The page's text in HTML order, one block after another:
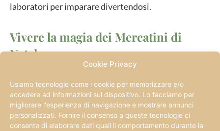
Cookie Privacy
Usiamo tecnologie come i cookie per memorizzare e/o
accedere ad informazioni sul dispositivo. Lo facciamo per
migliorare l'esperienza di navigazione e mostrare annunci
personalizzati. Fornire il consenso a queste tecnologie ci
consente di elaborare dati quali il comportamento durante la
laboratori per imparare divertendosi.
Vivere la magia dei Mercatini di
Natale
Strasburgo si autoproclama ‘ Capitale del Natale
non esagera. Il Christkindelsmärik (Mercato del
Bambino Gesù) esiste dal 1570 ed è uno dei più
antichi e affascinanti d’Europa. Da fine novembre a